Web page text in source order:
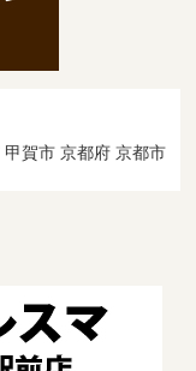
賀市 京都府 京都市